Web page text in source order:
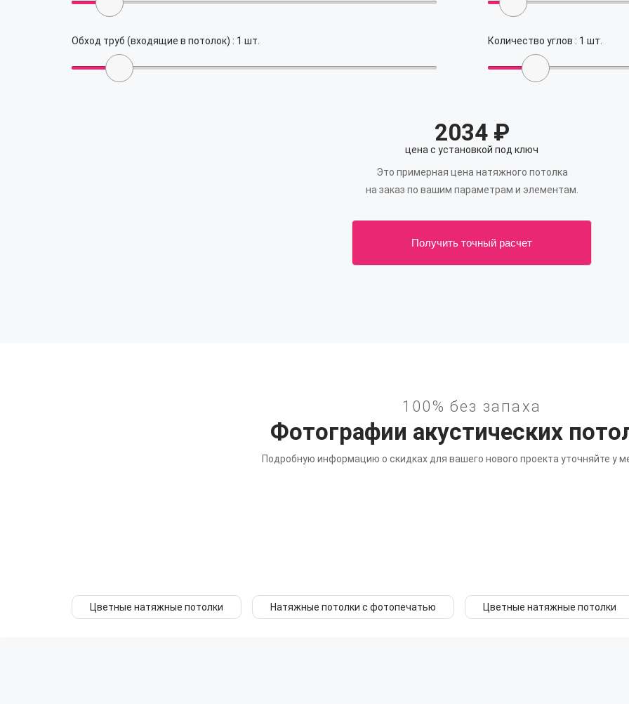
Обход труб (входящие в потолок) : 1 шт. Количество углов : 1 шт.
2034 ₽
цена с установкой под ключ
Это примерная цена натяжного потолка
на заказ по вашим параметрам и элементам.
Получить точный расчет
100% без запаха
Фотографии акустических
Подробную информацию о скидках для вашего нового проекта уточняйте у
Цветные натяжные потолки Натяжные потолки с фотопечатью Цветные натяжные потолки